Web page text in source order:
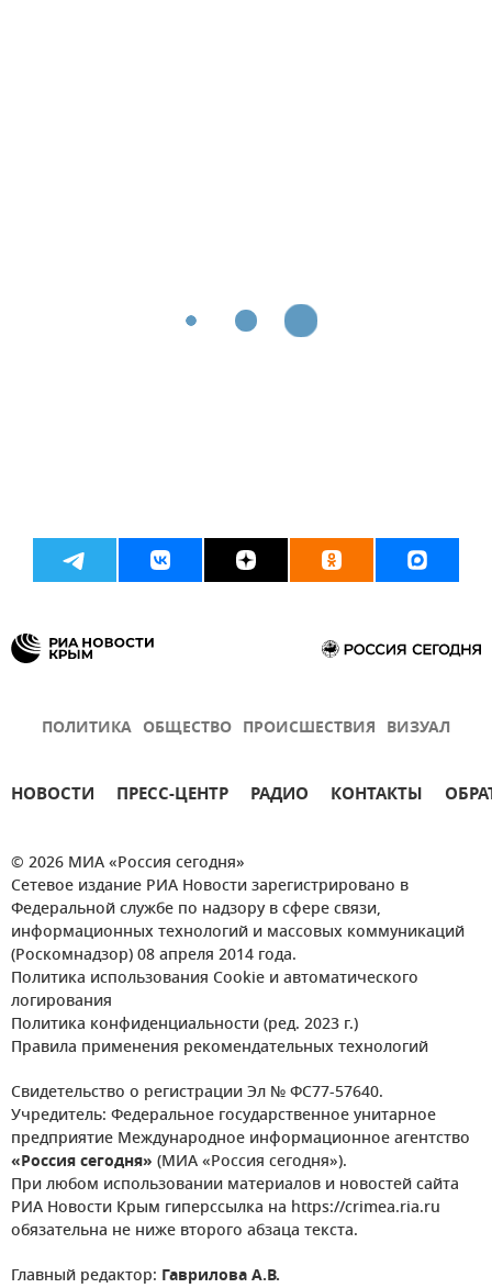
ПОЛИТИКА ОБЩЕСТВО ПРОИСШЕСТВИЯ ВИЗУАЛ
НОВОСТИ ПРЕСС-ЦЕНТР РАДИО КОНТАКТЫ
© 2026 МИА «Россия сегодня»
Сетевое издание РИА Новости зарегистрировано в
Федеральной службе по надзору в сфере связи,
информационных технологий и массовых коммуникаций
(Роскомнадзор) 08 апреля 2014 года.
Политика использования Cookie и автоматического
логирования
Политика конфиденциальности (ред. 2023 г.)
Правила применения рекомендательных технологий
Свидетельство о регистрации Эл № ФС77-57640.
Учредитель: Федеральное государственное унитарное
предприятие Международное информационное агентство
«Россия сегодня» (МИА «Россия сегодня»).
При любом использовании материалов и новостей сайта
РИА Новости Крым гиперссылка на https://crimea.ria.ru
обязательна не ниже второго абзаца текста.
Главный редактор: Гаврилова А.В.